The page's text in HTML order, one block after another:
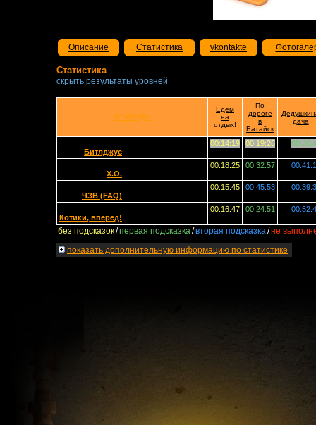
Описание Статистика vkontakte
Статистика
скрыть результаты уровней
КОМАНДЫ
Едем
на
отдых!
По
дороге
в
Батайск
дача
Битлджус
00:14:19 00:19:26
X.O.
00:18:25 00:32:57
ЧЗВ (FAQ)
00:15:45 00:45:53
Котики, вперед!
00:16:47 00:24:51
без подсказок/первая подсказка/вторая подсказка/не
показать дополнительную информацию по статистике